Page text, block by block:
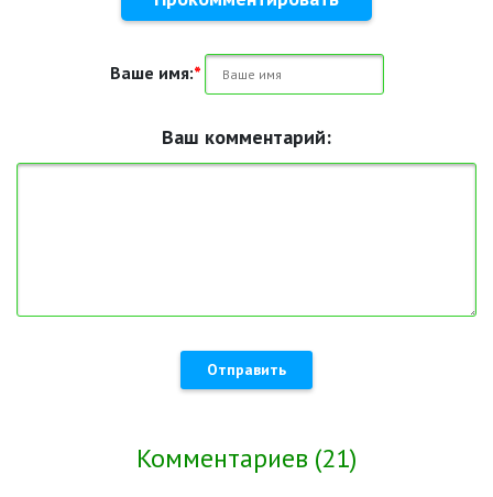
Ваше имя:*
Ваш комментарий:
Отправить
Комментариев (21)